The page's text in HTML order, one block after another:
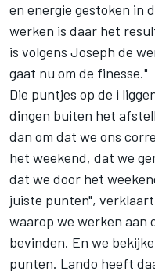
en energie gestoken in
werken is daar het
is volgens Joseph de
gaat nu om de finesse."
Die puntjes op de i
dingen buiten het
dan om dat we ons
het weekend, dat we
dat we door het
juiste punten",
waarop we werken aan
bevinden. En we
punten. Lando heeft